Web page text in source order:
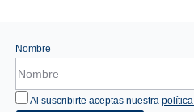
Nombre
Al suscribirte aceptas nuestra